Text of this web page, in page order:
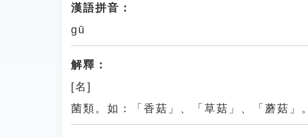
漢語拼音：
gū
解釋：
[名]
菌類。如：「香菇」、「草菇」、「蘑菇」。